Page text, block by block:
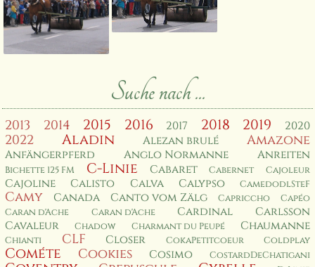
Suche nach ...
2013 2014 2015 2016 2017 2018 2019 2020
2022 Aladin Alezan brulé Amazone
Anfängerpferd Anglo Normanne Anreiten
Bichette 125 FM C-Linie Cabaret Cabernet Cajoleur
Cajoline Calisto Calva Calypso CamedodlSteF
Camy Canada Canto vom Zälg Capriccho
Capéo
Caran d'Ache
Caran d'Ache Cardinal
Carlsson
Cavaleur
Chadow Charmant du Peupé Chaumanne
Chianti CLF Closer CokaPetitcoeur Coldplay
Cométe Cookies Cosimo CostardDeChatigani